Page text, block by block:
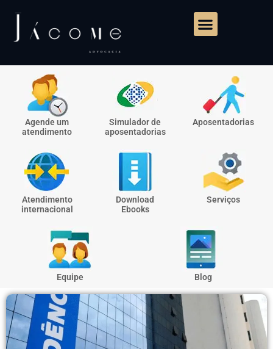
Agende um
atendimento
Simulador de
aposentadorias
Aposentadorias
Atendimento
internacional
Download
Ebooks
Serviços
Equipe Blog